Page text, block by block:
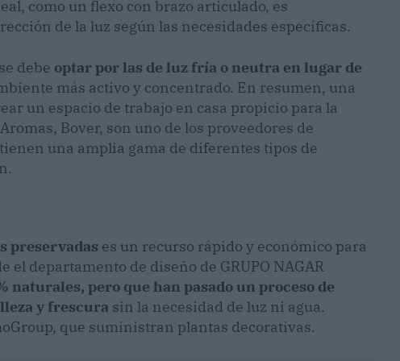
como un flexo con brazo articulado, es
de la luz según las necesidades específicas.
debe optar por las de luz fría o neutra en lugar de
más activo y concentrado. En resumen, una
un espacio de trabajo en casa propicio para la
Bover, son uno de los proveedores de
una amplia gama de diferentes tipos de
preservadas es un recurso rápido y económico para
el departamento de diseño de GRUPO NAGAR
naturales, pero que han pasado un proceso de
y frescura sin la necesidad de luz ni agua.
que suministran plantas decorativas.